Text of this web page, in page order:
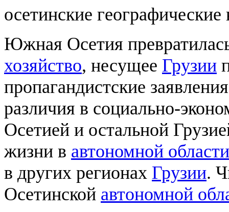
осетинские
Южная Осетия
хозяйство, несущее Грузии
пропагандистские
различия в социально-
Осетией и остальной
жизни в автономной области
в других регионах Грузии.
Осетинской автономной